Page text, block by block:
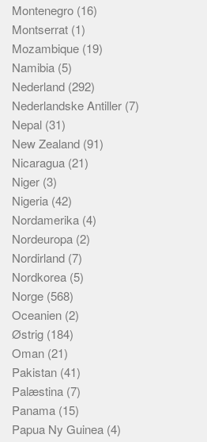
Montenegro (16)
Montserrat (1)
Mozambique (19)
Namibia (5)
Nederland (292)
Nederlandske Antiller (7)
Nepal (31)
New Zealand (91)
Nicaragua (21)
Niger (3)
Nigeria (42)
Nordamerika (4)
Nordeuropa (2)
Nordirland (7)
Nordkorea (5)
Norge (568)
Oceanien (2)
Østrig (184)
Oman (21)
Pakistan (41)
Palæstina (7)
Panama (15)
Papua Ny Guinea (4)